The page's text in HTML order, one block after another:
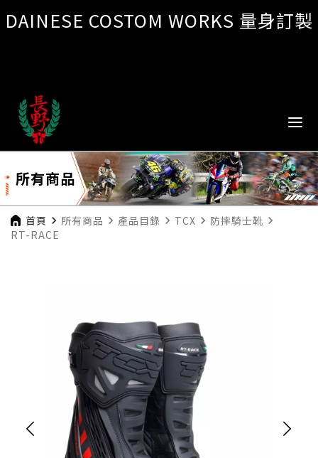
DAINESE COSTOM WORKS 量身訂製
所有商品
首頁 navigate_next 所有商品 navigate_next 產品目錄 navigate_next TCX navigate_next 防摔騎士靴 navigate_next
RT-RACE